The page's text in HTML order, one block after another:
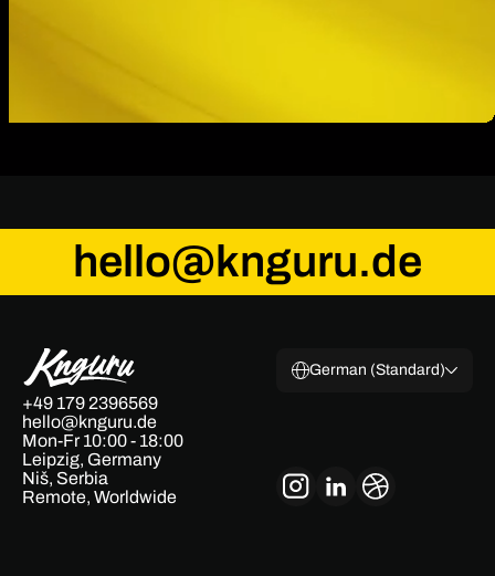
hello@knguru.de
+49 179 2396569
hello@knguru.de
Mon-Fr 10:00 - 18:00
Leipzig, Germany
Niš, Serbia
Remote, Worldwide
German (Standard)